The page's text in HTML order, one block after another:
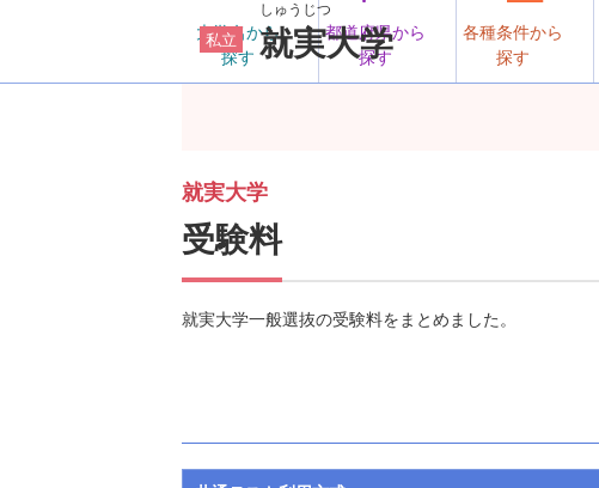
大学名から
探す
都道府県から
探す
各種条件から
探す
私立
しゅうじつ
就実大学
就実大学
受験料
就実大学一般選抜の受験料をまとめました。